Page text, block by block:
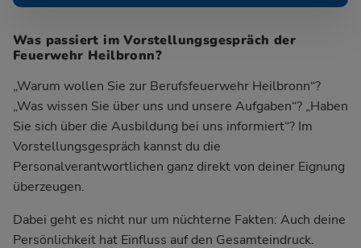
Was passiert im Vorstellungsgespräch der
Feuerwehr Heilbronn?
„Warum wollen Sie zur Berufsfeuerwehr Heilbronn“?
„Was wissen Sie über uns und unsere Aufgaben“? „Haben
Sie sich über die Ausbildung bei uns informiert“? Im
Vorstellungsgespräch kannst du die
Personalverantwortlichen ganz direkt von deiner Eignung
überzeugen.
Dabei geht es nicht nur um nüchterne Fakten: Auch deine
Persönlichkeit hat Einfluss auf den Gesamteindruck.